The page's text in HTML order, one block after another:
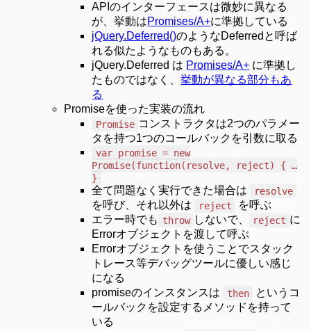
APIのインターフェースは微妙に異なる
が、挙動はPromises/A+に準拠している
jQuery.Deferred()のようなDeferredと呼ば
れる似たようなものもある。
jQuery.Deferred は Promises/A+ に準拠し
たものではなく、挙動が異なる部分もあ
る
Promiseを使った実装の流れ
Promise コンストラクタは2つのパラメー
タを持つ1つのコールバックを引数に取る
var promise = new
Promise(function(resolve, reject) { …
}
全て問題なく実行できた場合は resolve
を呼び、それ以外は reject
を呼ぶ
エラー時でも throw しないで、 reject に
Errorオブジェクトを渡して呼ぶ
Errorオブジェクトを使うことでスタック
トレース等デバッグツールに優しい感じ
になる
promiseのインスタンスは
then
というコ
ールバックを設定するメソッドを持って
いる